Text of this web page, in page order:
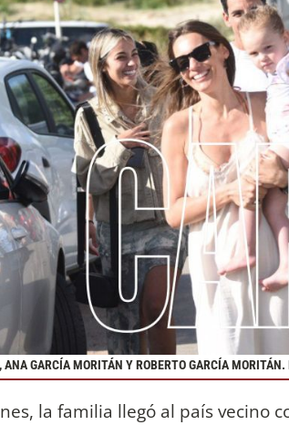
GARCÍA MORITÁN Y ROBERTO GARCÍA MORITÁN.
la familia llegó al país vecino